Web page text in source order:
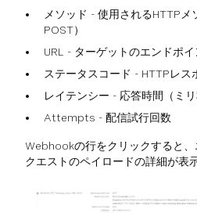
メソッド - 使用されるHTTPメ
POST）
URL - ターゲットのエンドポイ
ステータスコード - HTTPレス
レイテンシー - 応答時間（ミ
Attempts - 配信試行回数
Webhookの行をクリックすると、
クエストのペイロードの詳細が表